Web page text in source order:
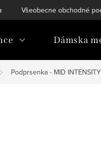
Všeobecne obchodné
Dámska
Podprsenka - MID